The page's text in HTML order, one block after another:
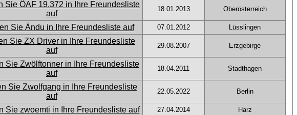
18.01.2013 Oberösterreich
07.01.2012 Lüsslingen
29.08.2007 Erzgebirge
18.04.2011 Stadthagen
22.05.2022 Berlin
27.04.2014 Harz